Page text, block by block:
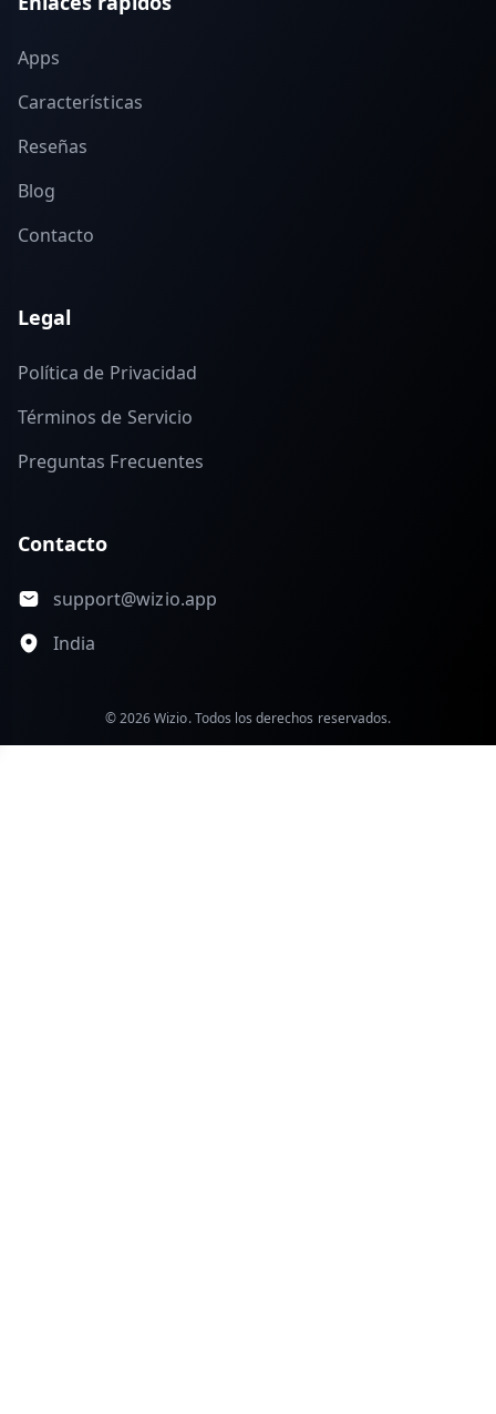
Apps
Características
Reseñas
Blog
Contacto
Legal
Política de Privacidad
Términos de Servicio
Preguntas Frecuentes
Contacto
support@wizio.app
India
© 2026 Wizio. Todos los derechos reservados.